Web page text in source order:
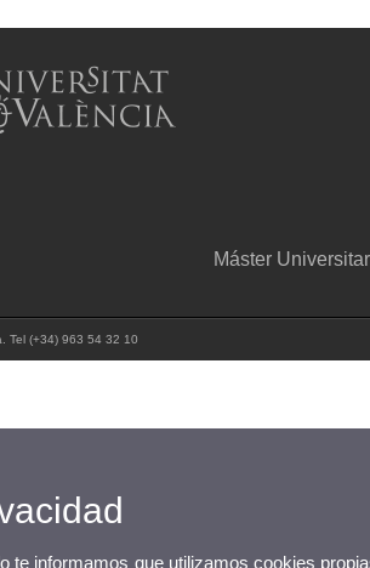
Máster
Tel (+34) 963 54 32 10
te informamos que utilizamos cookies